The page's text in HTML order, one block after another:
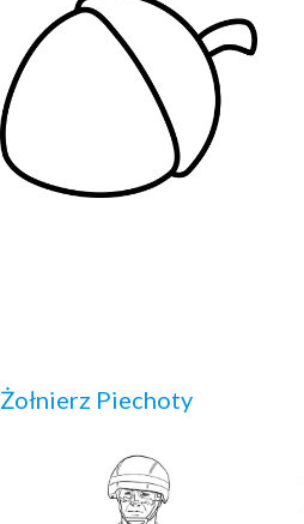
Żołnierz Piechoty